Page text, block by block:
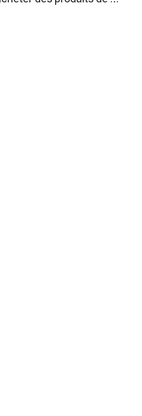
conviviale.